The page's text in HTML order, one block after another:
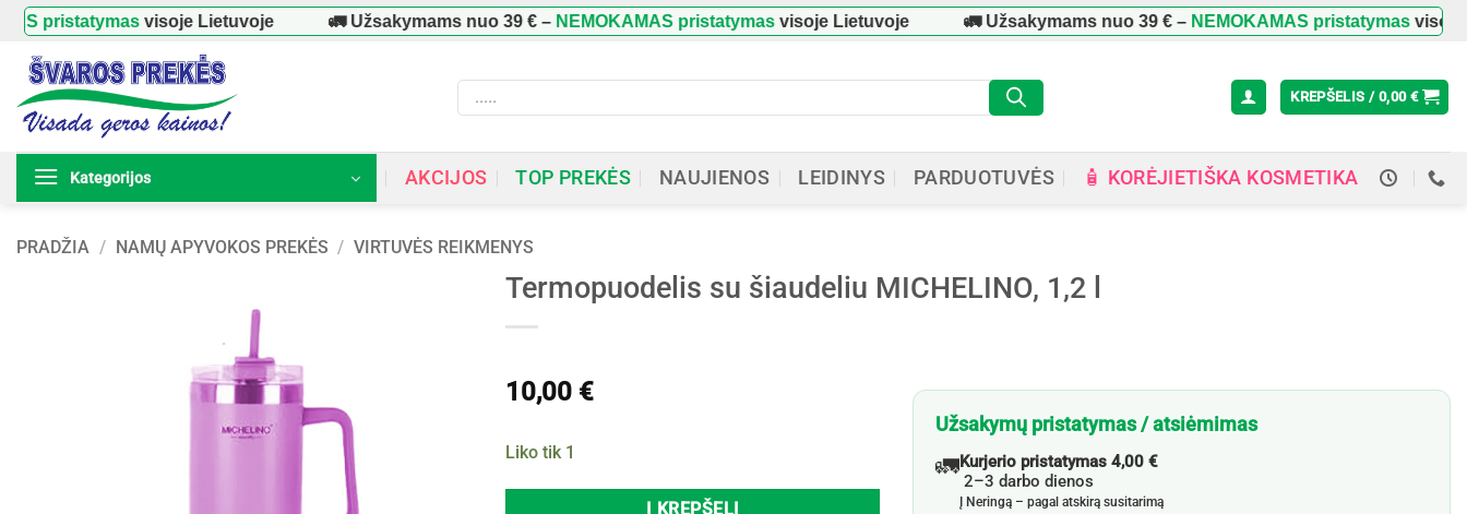
Skip
content
pristatymasvisoje Lietuvoje 🚛 Užsakymams nuo39 €–NEMOKAMAS pristatymasvisoje Lietuvoje 🚛 Užsakymams nuo39 €–NEMOKAMAS pristatymasvisoje
Products
search
KREPŠELIS / 0,00 €
Kategorijos AKCIJOS TOP PREKĖS NAUJIENOS LEIDINYS PARDUOTUVĖS 🧴 KORĖJIETIŠKA KOSMETIKA
PRADŽIA / NAMŲ APYVOKOS PREKĖS / VIRTUVĖS REIKMENYS
Termopuodelis su šiaudeliu MICHELINO, 1,2 l
10,00 €
Liko tik 1
Į KREPŠELĮ
Užsakymų pristatymas / atsiėmimas
🚛Kurjerio pristatymas 4,00 €
2–3 darbo dienos
Į Neringą – pagal atskirą susitarimą